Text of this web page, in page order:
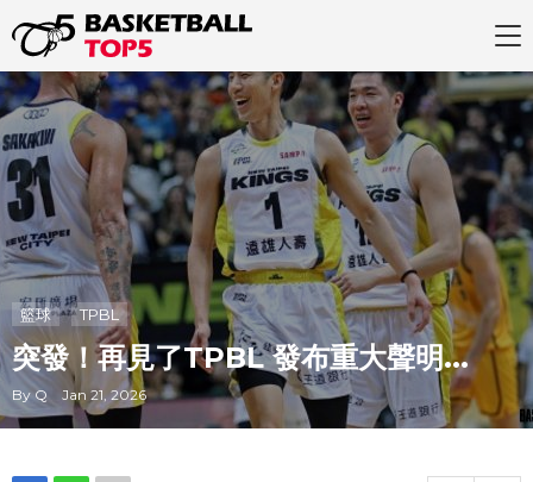
籃球 TPBL
突發！再見了TPBL 發布重大聲明...
By Q Jan 21, 2026